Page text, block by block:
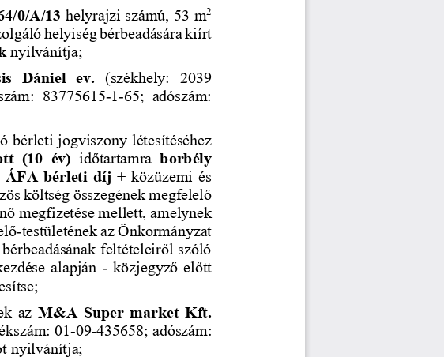
0/A/13 helyrajzi számú, 53 m2
helyiség bérbeadására kiírt
nyilvánítja;
Dániel  ev.
(székhely:  2039
83775615-1-65;  adószám:
bérleti jogviszony létesítéséhez
(10  év) időtartamra borbély
ÁFA bérleti díj + közüzemi és
költség összegének megfelelő
megfizetése mellett, amelynek
-testületének az Önkormányzat
feltételeiről szóló
alapján - közjegyző előtt
az M&A  Super  market  Kft.
01-09-435658; adószám:
nyilvánítja;